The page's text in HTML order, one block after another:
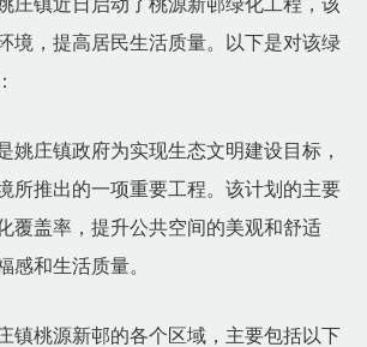
庄镇近日启动了桃源新邨绿化工程，该
境，提高居民生活质量。以下是对该绿
姚庄镇政府为实现生态文明建设目标，
所推出的一项重要工程。该计划的主要
覆盖率，提升公共空间的美观和舒适
感和生活质量。
镇桃源新邨的各个区域，主要包括以下